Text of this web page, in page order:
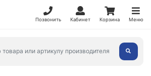
Позвонить Кабинет Корзина Меню